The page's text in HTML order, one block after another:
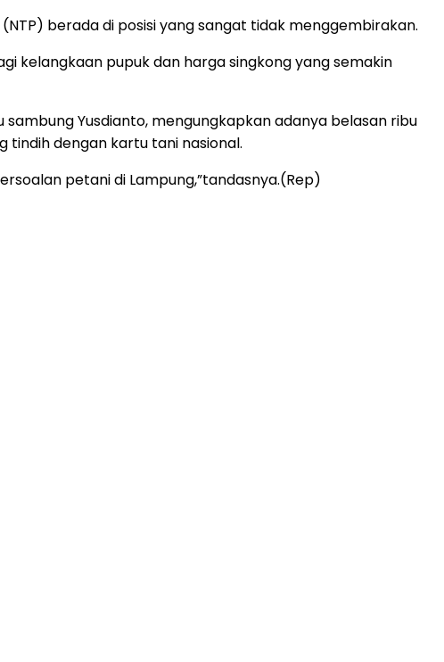
berada di posisi yang sangat tidak menggembirakan.
kelangkaan pupuk dan harga singkong yang semakin
Yusdianto, mengungkapkan adanya belasan ribu
dengan kartu tani nasional.
petani di Lampung,”tandasnya.(Rep)